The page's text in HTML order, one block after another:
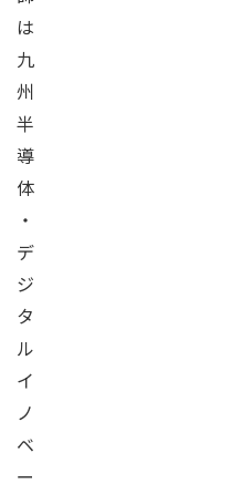
は
九
州
半
導
体
・
デ
ジ
タ
ル
イ
ノ
ベ
ー